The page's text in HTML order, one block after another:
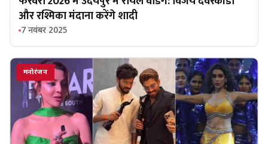
और रश्मिका मंदाना करेंगे शादी
7 नवंबर 2025
मनोरंजन